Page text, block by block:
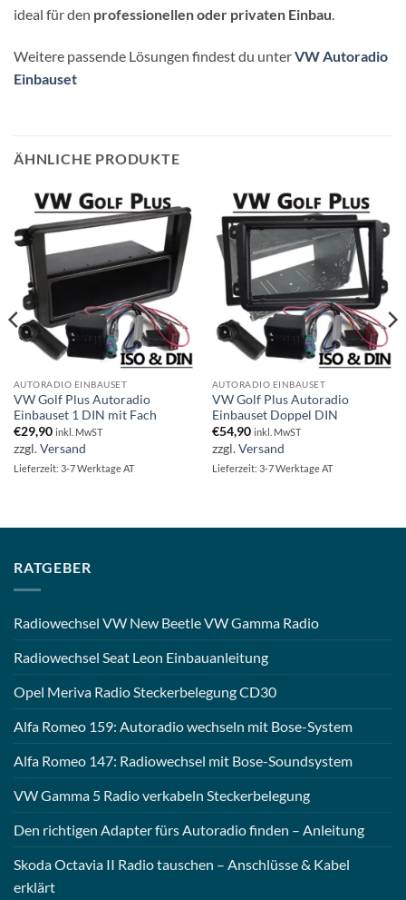
ideal für den professionellen oder privaten Einbau
Weitere passende Lösungen findest du unterVW Autoradio
Einbauset
ÄHNLICHE PRODUKTE
AUTORADIO EINBAUSET
VW Golf Plus Autoradio
Einbauset 1 DIN mit Fach
€29,90 inkl. MwST
zzgl.Versand
Lieferzeit: 3-7 Werktage AT
AUTORADIO EINBAUSET
VW Golf Plus Autoradio
Einbauset Doppel DIN
€54,90 inkl. MwST
zzgl.Versand
Lieferzeit: 3-7 Werktage AT
RATGEBER
Radiowechsel VW New Beetle VW Gamma Radio
Radiowechsel Seat Leon Einbauanleitung
Opel Meriva Radio Steckerbelegung CD30
Alfa Romeo 159: Autoradio wechseln mit Bose-System
Alfa Romeo 147: Radiowechsel mit Bose-Soundsystem
VW Gamma 5 Radio verkabeln Steckerbelegung
Den richtigen Adapter fürs Autoradio finden – Anleitung
Skoda Octavia II Radio tauschen – Anschlüsse & Kabel
erklärt